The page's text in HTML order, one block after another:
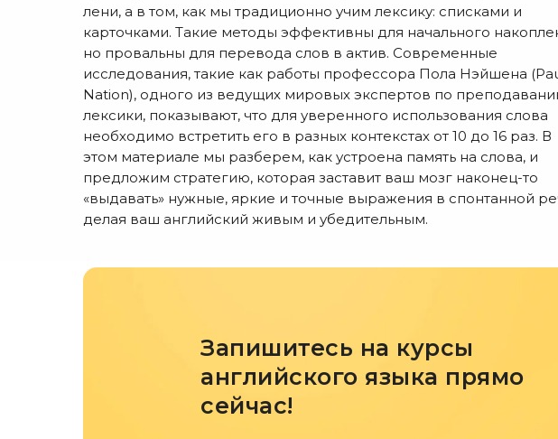
лени, а в том, как мы традиционно учим лексику: списками и
карточками. Такие методы эффективны для начального
но провальны для перевода слов в актив. Современные
исследования, такие как работы профессора Пола Нэйшена
Nation), одного из ведущих мировых экспертов по
лексики, показывают, что для уверенного использования слова
необходимо встретить его в разных контекстах от 10 до 16 раз. В
этом материале мы разберем, как устроена память на слова, и
предложим стратегию, которая заставит ваш мозг наконец-то
«выдавать» нужные, яркие и точные выражения в спонтанной
делая ваш английский живым и убедительным.
Запишитесь на курсы
английского языка прямо
сейчас!